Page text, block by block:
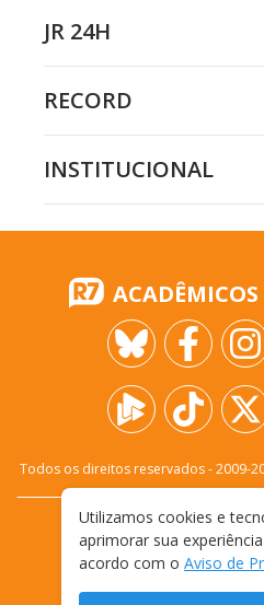
JR 24H
RECORD
INSTITUCIONAL
Todos os direitos reservados - 2009-
FALE
TERMOS E
Utilizamos cookies e
aprimorar sua
acordo com o Aviso de